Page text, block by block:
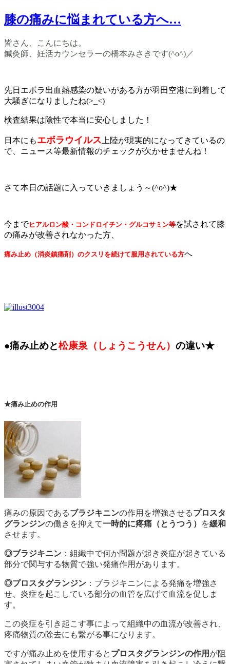
膝の痛みに悩まれている方へ…
皆さん、こんにちは。
鍼灸師、妊活カウンセラーの橋本みさきです(^o^)／
先日エボラ出血熱感染の疑いがある方が羽田空港に到着して
大騒ぎになりましたね(>_<)
検査結果は陰性で本当に安心しました！
日本にもエボラウイルス 上陸が現実的になってきているの
で、ニュース等最新情報のチェックが欠かせませんね！
さて本日の話題に入っていきましょう～(^o^)★
今までヒアルロン酸・コンドロイチン・グルコサミン等を試されて膝
の痛みが改善されなかった方、
痛み止め（消炎鎮痛剤）のクスリを続けて服用されている方へ
●痛み止めと松康泉（しょうこうせん） の違い★
★痛み止めの作用
痛みの原因であるブラジキニンの作用を増強させるプロスタ
グランジンの働きを抑えて一時的に疼痛（とうつう） を緩和
させます。
◎ブラジキニン ：組織中で何か問題が起き炎症が起きている
部分で関与する物質で強い発痛作用があります。
◎プロスタグランジン ：ブラジキニンによる発痛を増強さ
せ、炎症を起こしている部分の血管を広げて血流を促しま
す。
この炎症を引き起こす事によって組織中の血流が改善され、
疼痛物質の除去にも繋がる事になります。
ですが痛み止めを使用すると プロスタグランジンの作用 が阻